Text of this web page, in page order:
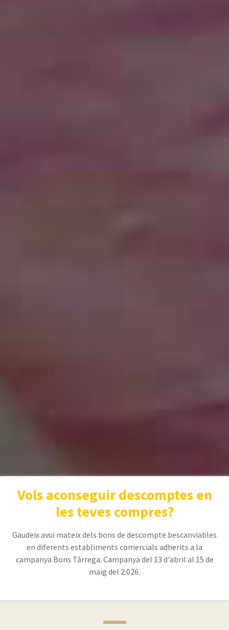
Vols aconseguir descomptes en
les teves compres?
Gaudeix avui mateix dels bons de descompte bescanviables
en diferents establiments comercials adherits a la
campanya Bons Tàrrega. Campanya del 13 d'abril al 15 de
maig del 2.026.